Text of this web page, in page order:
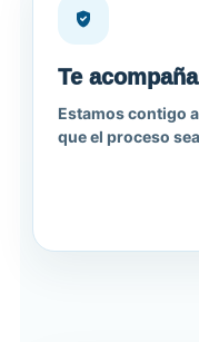
Te
Estamos contigo
que el proceso